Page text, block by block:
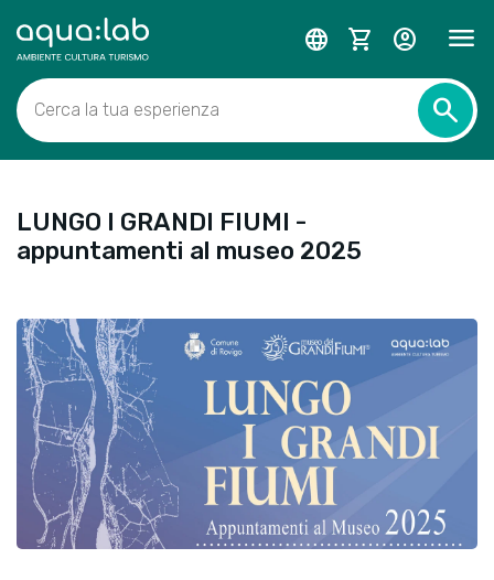
menu
language shopping_cart account_circle
Cerca la tua esperienza search
LUNGO I GRANDI FIUMI -
appuntamenti al museo 2025